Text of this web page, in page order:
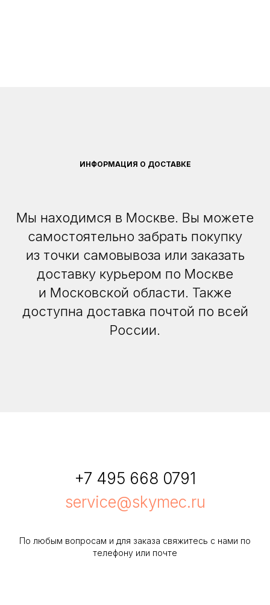
ИНФОРМАЦИЯ О ДОСТАВКЕ
Мы находимся в Москве. Вы можете
самостоятельно забрать покупку
из точки самовывоза или заказать
доставку курьером по Москве
и Московской области. Также
доступна доставка почтой по всей
России.
+7 495 668 0791
service@skymec.ru
По любым вопросам и для заказа свяжитесь с нами по
телефону или почте